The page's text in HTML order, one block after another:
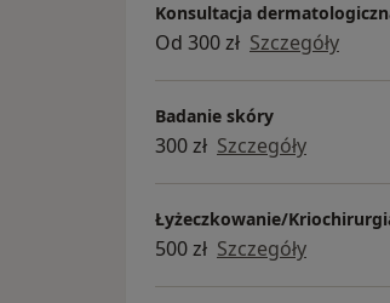
Konsultacja
Od 300 zł Szczegóły
Badanie skóry
300 zł Szczegóły
Łyżeczkowanie/
500 zł Szczegóły